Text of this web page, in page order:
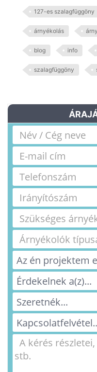
127-es szalagfüggöny
árnyékolás
blog info
szalagfüggöny